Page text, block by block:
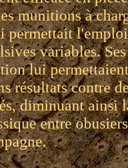
munitions à
permettait
variables.
lui
résultats contre
diminuant ainsi
entre